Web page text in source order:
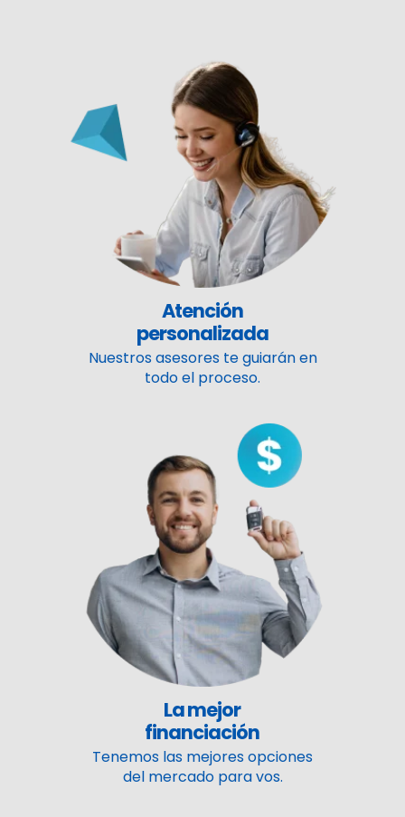
Atención
personalizada
Nuestros asesores te guiarán en
todo el proceso.
La mejor
financiación
Tenemos las mejores opciones
del mercado para vos.